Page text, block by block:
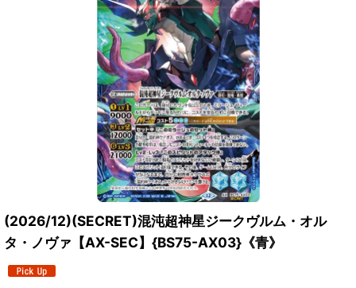
(2026/12)(SECRET)混沌超神星ジークヴルム・オル
タ・ノヴァ【AX-SEC】{BS75-AX03}《青》